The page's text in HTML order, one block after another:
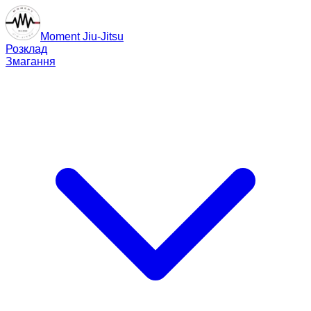
Moment Jiu-Jitsu
Розклад
Змагання